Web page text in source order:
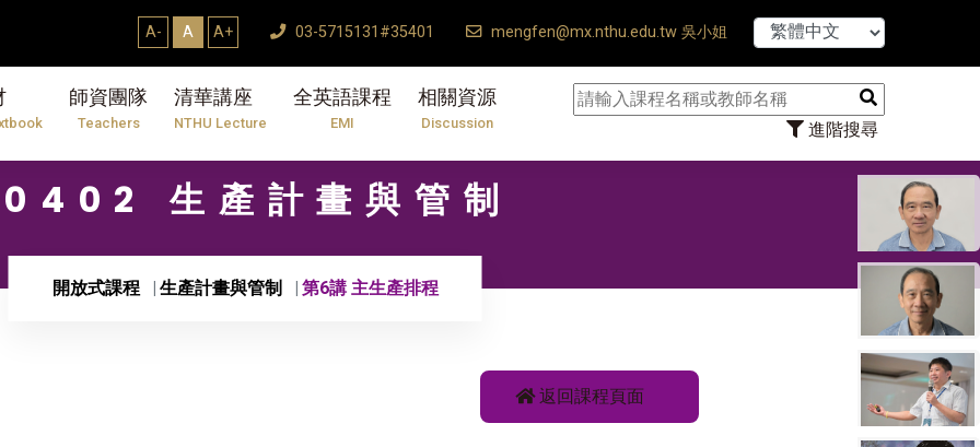
A- A A+ 03-5715131#35401 mengfen@mx.nthu.edu.tw 吳小姐
師資團隊
Teachers
清華講座
NTHU Lecture
全英語課程
EMI
相關資源
Discussion 進階搜尋
【7/31】114
生產計畫與管制
開放式課程 生產計畫與管制 第6講 主生產排程
返回課程頁面